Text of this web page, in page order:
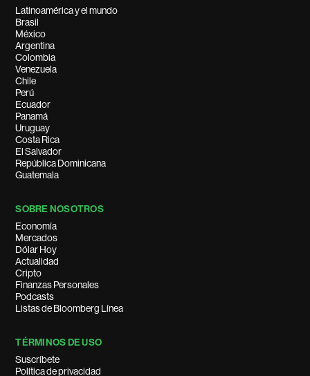
Latinoamérica y el mundo
Brasil
México
Argentina
Colombia
Venezuela
Chile
Perú
Ecuador
Panamá
Uruguay
Costa Rica
El Salvador
República Dominicana
Guatemala
SOBRE NOSOTROS
Economía
Mercados
Dólar Hoy
Actualidad
Cripto
Finanzas Personales
Podcasts
Listas de Bloomberg Línea
TÉRMINOS DE USO
Suscríbete
Política de privacidad